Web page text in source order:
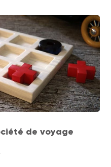
de voyage